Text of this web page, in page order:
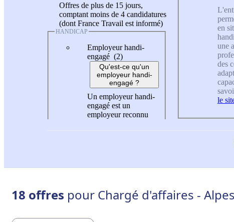
Offres de plus de 15 jours,
comptant moins de 4 candidatures
(dont France Travail est informé)
HANDICAP
Employeur handi-
engagé (2)
Qu'est-ce qu'un
employeur handi-
engagé ?
Un employeur handi-
engagé est un
employeur reconnu
en
une
des
le
18 offres pour Chargé d'affaires -